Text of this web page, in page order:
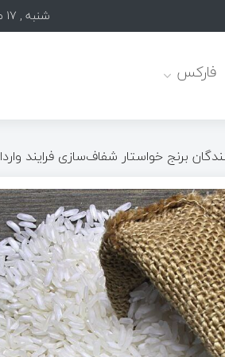
شنبه , 17 مرداد 1405
فارکس
برنج خواستار شفاف‌سازی فرایند